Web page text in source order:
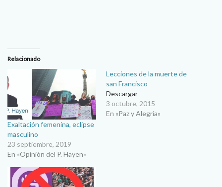
Relacionado
Exaltación femenina, eclipse
masculino
23 septiembre, 2019
En «Opinión del P. Hayen»
Lecciones de la muerte de
san Francisco
Descargar
3 octubre, 2015
En «Paz y Alegría»